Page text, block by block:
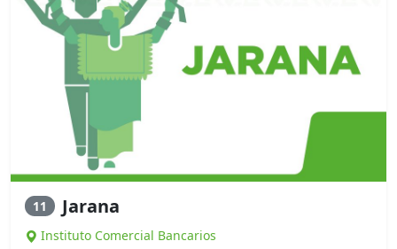
11 Jarana
Instituto Comercial Bancarios